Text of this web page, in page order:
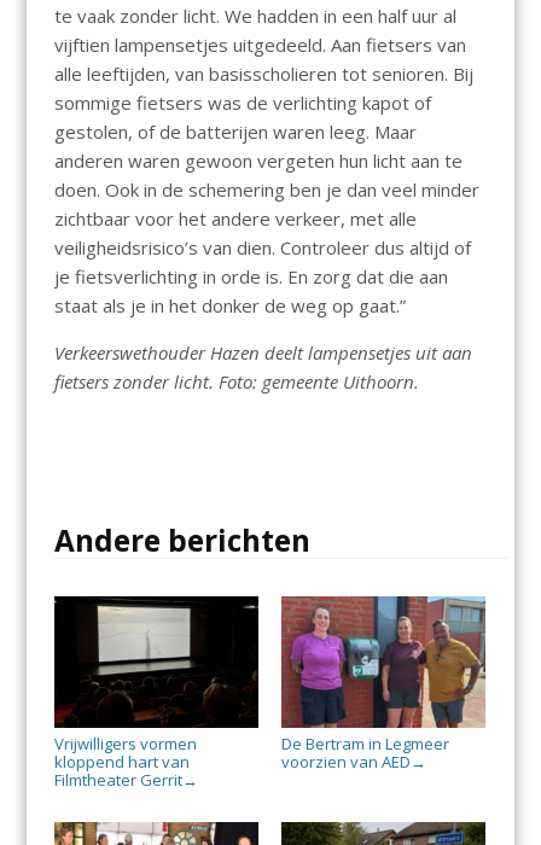
te vaak zonder licht. We hadden in een half uur al
vijftien lampensetjes uitgedeeld. Aan fietsers van
alle leeftijden, van basisscholieren tot senioren. Bij
sommige fietsers was de verlichting kapot of
gestolen, of de batterijen waren leeg. Maar
anderen waren gewoon vergeten hun licht aan te
doen. Ook in de schemering ben je dan veel minder
zichtbaar voor het andere verkeer, met alle
veiligheidsrisico’s van dien. Controleer dus altijd of
je fietsverlichting in orde is. En zorg dat die aan
staat als je in het donker de weg op gaat.”
Verkeerswethouder Hazen deelt lampensetjes uit aan
fietsers zonder licht. Foto: gemeente Uithoorn.
Andere berichten
Vrijwilligers vormen
kloppend hart van
Filmtheater Gerrit→
De Bertram in Legmeer
voorzien van AED →